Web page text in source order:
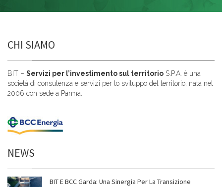
CHI SIAMO
BIT – Servizi per l’investimento sul territorio S.P.A. è una
società di consulenza e servizi per lo sviluppo del territorio, nata nel
2006 con sede a Parma.
NEWS
BIT E BCC Garda: Una Sinergia Per La Transizione